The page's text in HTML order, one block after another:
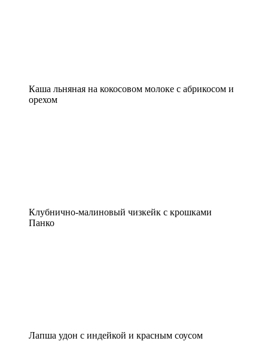
Каша льняная на кокосовом молоке с абрикосом и
орехом
Клубнично-малиновый чизкейк с крошками
Панко
Лапша удон с индейкой и красным соусом